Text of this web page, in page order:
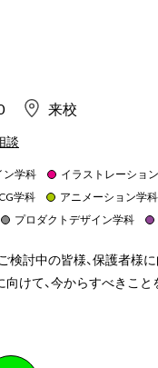
来校
談
ン学科 イラストレーショ
学科 アニメーション学科
プロダクトデザイン学科
討中の皆様、保護者様に
けて、今からすべきこと